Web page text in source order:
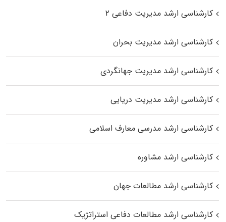
کارشناسی ارشد مدیریت دفاعی ۲
کارشناسی ارشد مدیریت بحران
کارشناسی ارشد مدیریت جهانگردی
کارشناسی ارشد مدیریت دریایی
کارشناسی ارشد مدرسی معارف اسلامی
کارشناسی ارشد مشاوره
کارشناسی ارشد مطالعات جهان
کارشناسی ارشد مطالعات دفاعی استراتژیک